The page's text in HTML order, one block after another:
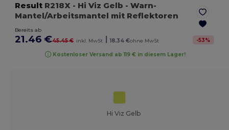
Result R218X - Hi Viz Gelb - Warn-
Mantel/Arbeitsmantel mit Reflektoren
Bereits ab
21.46 €45.45 € inkl. MwSt | 18.34 €ohne MwSt -53%
Kostenloser Versand ab 119 € in diesem Lager!
Hi Viz Gelb